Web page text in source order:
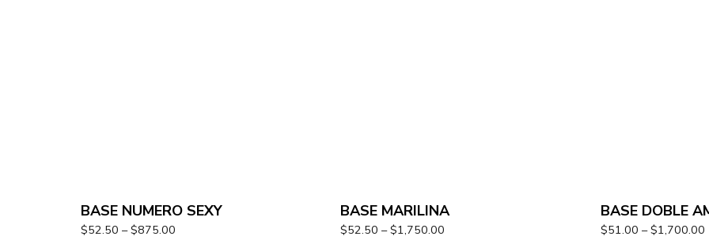
BASE NUMERO SEXY
$52.50 – $875.00
BASE MARILINA
$52.50 – $1,750.00
BASE DOBLE
$51.00 – $1,700.00